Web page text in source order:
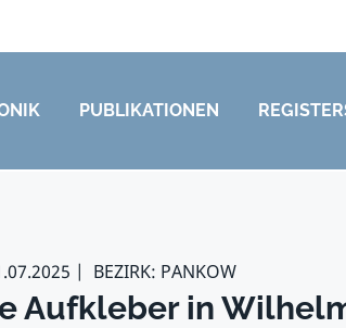
PUBLIKATIONEN
BEZIRK: PANKOW
Aufkleber in